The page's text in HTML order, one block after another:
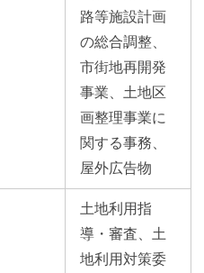
路等施設計画
の総合調整、
市街地再開発
事業、土地区
画整理事業に
関する事務、
屋外広告物
土地利用指
導・審査、土
地利用対策委